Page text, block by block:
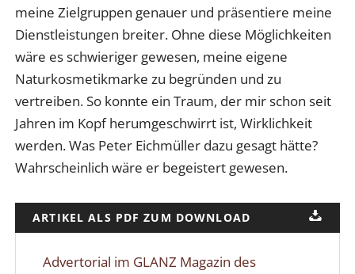
meine Zielgruppen genauer und präsentiere meine
Dienstleistungen breiter. Ohne diese Möglichkeiten
wäre es schwieriger gewesen, meine eigene
Naturkosmetikmarke zu begründen und zu
vertreiben. So konnte ein Traum, der mir schon seit
Jahren im Kopf herumgeschwirrt ist, Wirklichkeit
werden. Was Peter Eichmüller dazu gesagt hätte?
Wahrscheinlich wäre er begeistert gewesen.
ARTIKEL ALS PDF ZUM DOWNLOAD
Advertorial im GLANZ Magazin des